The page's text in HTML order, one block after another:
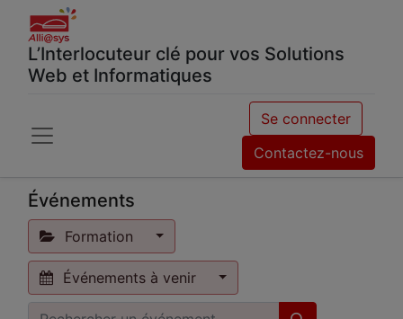
L’Interlocuteur clé pour vos Solutions
Web et Informatiques
Se connecter
Contactez-nous
Événements
Formation
Événements à venir